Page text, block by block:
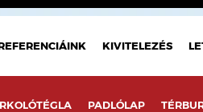
KIVITELEZÉS
PADLÓLAP